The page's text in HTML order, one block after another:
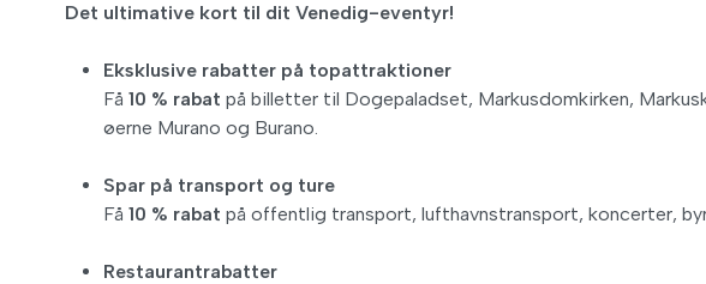
Det ultimative kort til dit Venedig-eventyr!
Eksklusive rabatter på topattraktioner
Få 10 % rabat på billetter til Dogepaladset, Markusdomkirken,
øerne Murano og Burano.
Spar på transport og ture
Få 10 % rabat på offentlig transport, lufthavnstransport, koncerter,
Restaurantrabatter